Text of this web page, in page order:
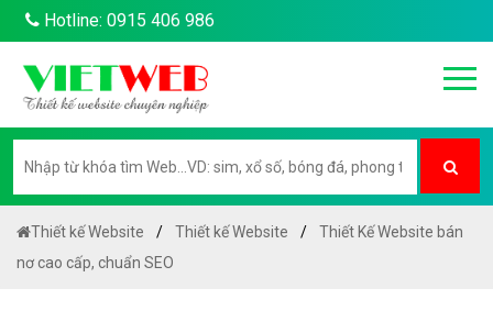
Hotline: 0915 406 986
Thiết kế Website Thiết kế Website
Thiết Kế Website bán
nơ cao cấp, chuẩn SEO